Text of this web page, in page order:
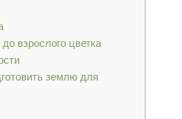
взрослого цветка
землю для